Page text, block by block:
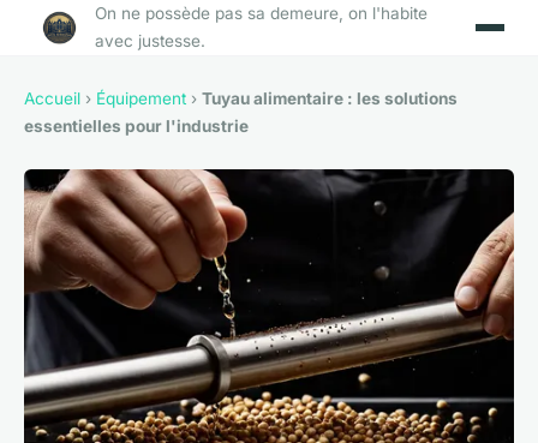
On ne possède pas sa demeure, on l'habite
avec justesse.
Accueil › Équipement › Tuyau alimentaire : les solutions
essentielles pour l'industrie